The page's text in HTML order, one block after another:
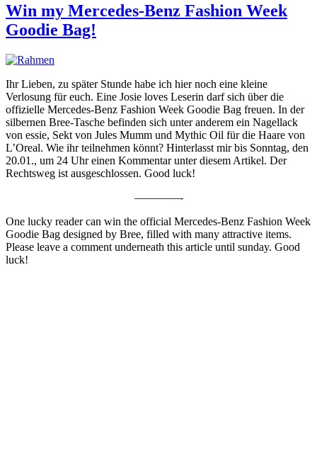
Win my Mercedes-Benz Fashion Week
Goodie Bag!
Ihr Lieben, zu später Stunde habe ich hier noch eine kleine
Verlosung für euch. Eine Josie loves Leserin darf sich über die
offizielle Mercedes-Benz Fashion Week Goodie Bag freuen. In der
silbernen Bree-Tasche befinden sich unter anderem ein Nagellack
von essie, Sekt von Jules Mumm und Mythic Oil für die Haare von
L’Oreal. Wie ihr teilnehmen könnt? Hinterlasst mir bis Sonntag, den
20.01., um 24 Uhr einen Kommentar unter diesem Artikel. Der
Rechtsweg ist ausgeschlossen. Good luck!
————-
One lucky reader can win the official Mercedes-Benz Fashion Week
Goodie Bag designed by Bree, filled with many attractive items.
Please leave a comment underneath this article until sunday. Good
luck!